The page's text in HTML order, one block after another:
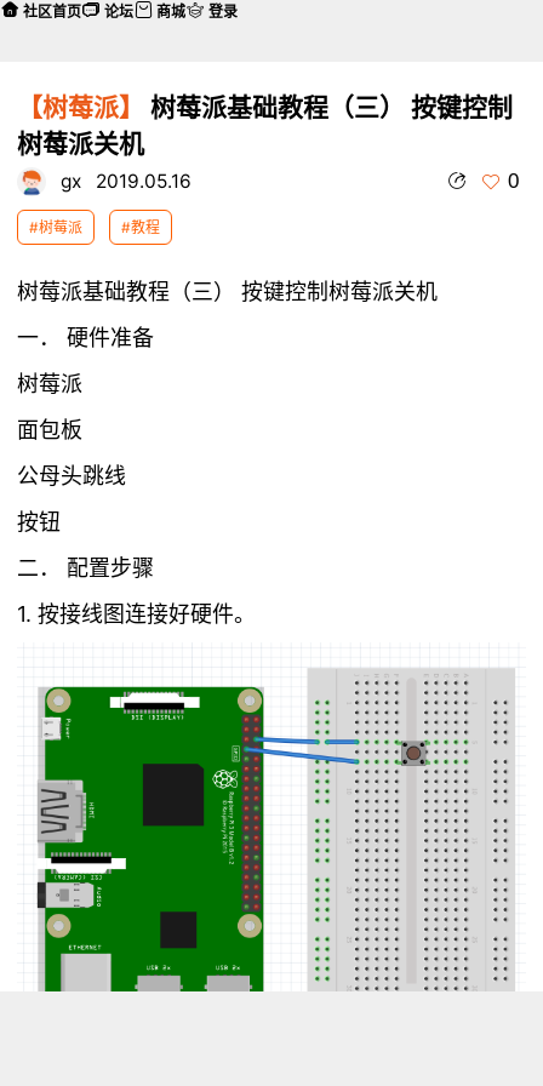
【树莓派】
树莓派基础教程（三） 按键控制
树莓派关机
gx 2019.05.16 0
#树莓派 #教程
树莓派基础教程（三） 按键控制树莓派关机
一． 硬件准备
树莓派
面包板
公母头跳线
按钮
二． 配置步骤
1. 按接线图连接好硬件。
社区首页 论坛 商城 登录